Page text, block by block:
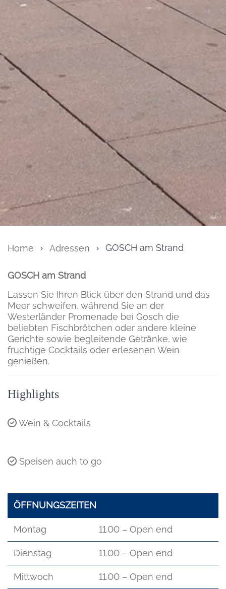
Home Adressen GOSCH am Strand
Inhalt
GOSCH am Strand
Lassen Sie Ihren Blick über den Strand und das
Meer schweifen, während Sie an der
Westerländer Promenade bei Gosch die
beliebten Fischbrötchen oder andere kleine
Gerichte sowie begleitende Getränke, wie
fruchtige Cocktails oder erlesenen Wein
genießen.
Highlights
Wein & Cocktails
Speisen auch to go
ÖFFNUNGSZEITEN
Montag 11.00 – Open end
Dienstag 11.00 – Open end
Mittwoch 11.00 – Open end